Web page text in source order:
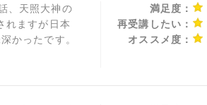
、天照大神の
れますが日本
かったです。
満足度：
再受講したい：
オススメ度：